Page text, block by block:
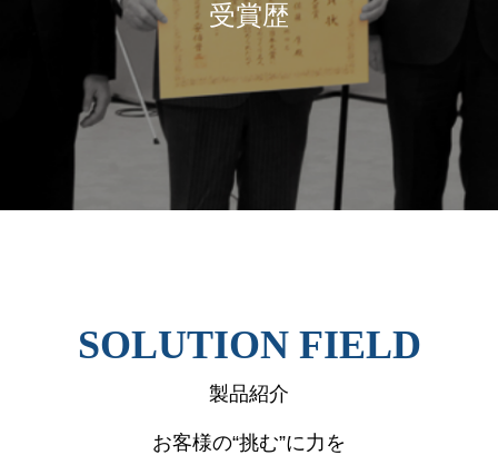
受賞歴
SOLUTION FIELD
製品紹介
お客様の“挑む”に力を